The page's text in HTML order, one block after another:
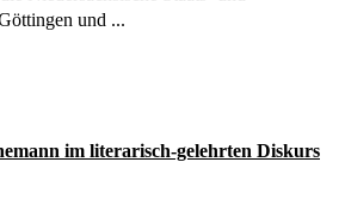
und ...
im literarisch-gelehrten Diskurs